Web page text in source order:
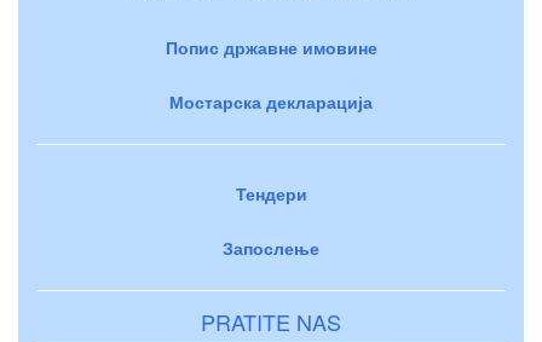
Попис државне имовине
Мостарска декларација
Тендери
Запослење
PRATITE NAS